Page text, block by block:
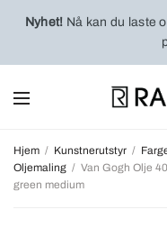
Nyhet! Nå kan du laste
Hjem / Kunstnerutstyr /
Oljemaling / Van Gogh Olje
green medium